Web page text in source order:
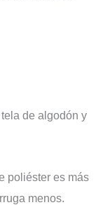
de algodón y
poliéster es más
menos.